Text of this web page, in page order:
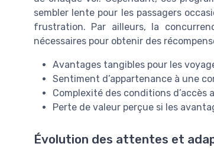
sembler lente pour les passagers
frustration. Par ailleurs, la
nécessaires pour obtenir des
Avantages tangibles pour les
Sentiment d’appartenance à une
Complexité des conditions d’accès
Perte de valeur perçue si les
Évolution des attentes et